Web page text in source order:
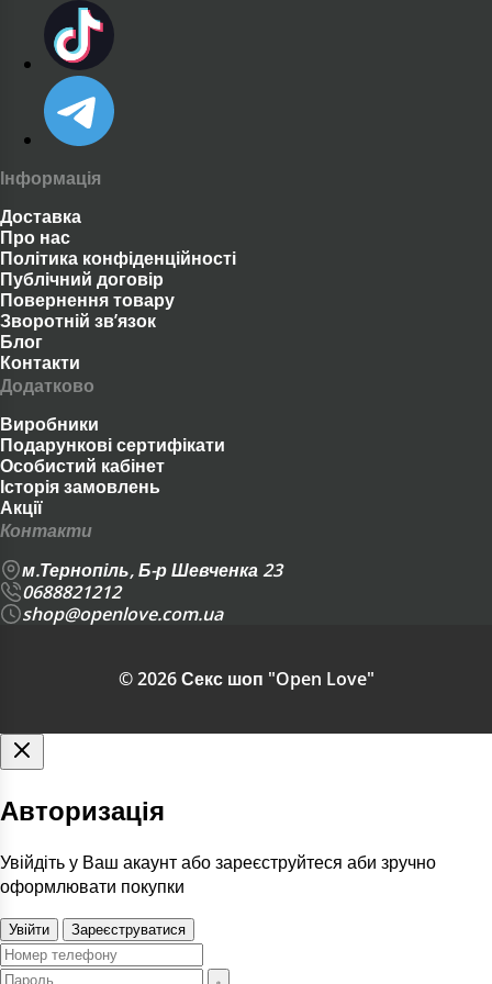
У розділі представлені позиції з різними
характеристиками: розмір, форма, текстура,
рівень інтенсивності, тип живлення та
додаткові опції. Це допомагає підібрати
товар під особисті потреби або як
Можливі підкатегорії
Для швидшого пошуку ми розподілили
товари за підрозділами:
ОРАЛЬНІ ПРЕЗЕРВАТИВИ
СУПЕРТОНКІ ПРЕЗЕРВАТИВИ
ІНШІ ПРЕЗЕРВАТИВИ
ЛАТЕКСНІ СЕРВЕТКИ
ПРЕЗЕРВАТИВИ ВІД 100 ШТ
параметрами й відгуками.
Чому обирають Openlove
Openlove
Інформація
Доставка
Про нас
Політика конфіденційності
Публічний договір
Повернення товару
Зворотній зв’язок
Блог
Контакти
Додатково
Виробники
Подарункові сертифікати
Особистий кабінет
Історія замовлень
Акції
Контакти
м.Тернопіль, Б-р Шевченка 23
0688821212
shop@openlove.com.ua
© 2026 Секс шоп "Open Love"
Авторизація
Увійдіть у Ваш акаунт або зареєструйтеся аби зручно
оформлювати покупки
Увійти Зареєструватися